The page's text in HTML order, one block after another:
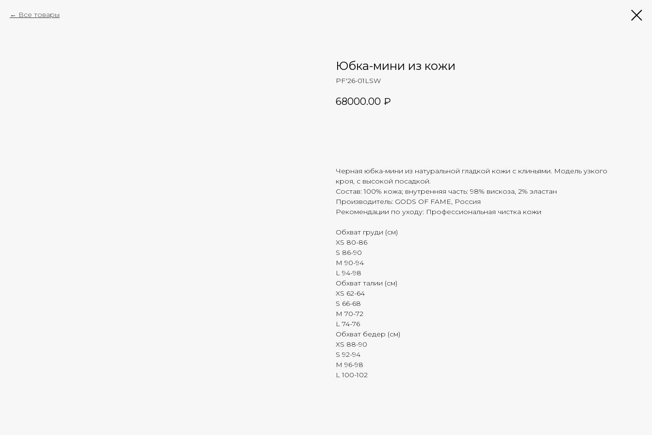
Все товары
Юбка-мини из кожи
PF'26-01LSW
68000.00 ₽
Черная юбка-мини из натуральной гладкой кожи с клиньями. Модель узкого
кроя, с высокой посадкой.
Состав: 100% кожа; внутренняя часть: 98% вискоза, 2% эластан
Производитель: GODS OF FAME, Россия
Рекомендации по уходу: Профессиональная чистка кожи
Обхват груди (см)
XS 80-86
S 86-90
M 90-94
L 94-98
Обхват талии (см)
XS 62-64
S 66-68
M 70-72
L 74-76
Обхват бедер (см)
XS 88-90
S 92-94
M 96-98
L 100-102